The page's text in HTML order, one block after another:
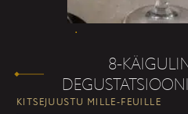
8-
KITSEJUUSTU MILLE-FEUILLE